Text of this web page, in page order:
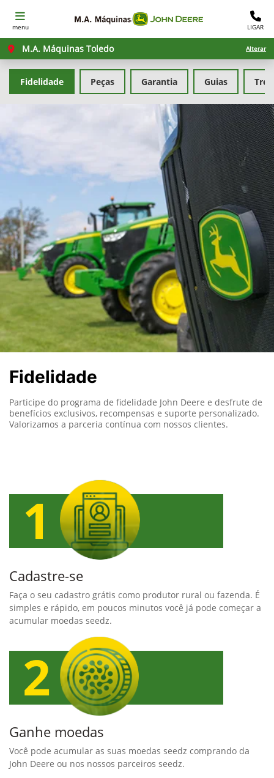
menu LIGAR
M.A. Máquinas Toledo Alterar
Peças Garantia Guias
Fidelidade
Fidelidade
Participe do programa de fidelidade John Deere e desfrute de
benefícios exclusivos, recompensas e suporte personalizado.
Valorizamos a parceria contínua com nossos clientes.
Cadastre-se
Faça o seu cadastro grátis como produtor rural ou fazenda. É
simples e rápido, em poucos minutos você já pode começar a
acumular moedas seedz.
Ganhe moedas
Você pode acumular as suas moedas seedz comprando da
John Deere ou nos nossos parceiros seedz.